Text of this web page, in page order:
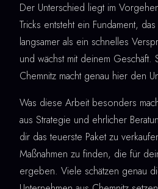
Der Unterschied liegt im
Tricks entsteht ein Fundament,
langsamer als ein schnelles
und wächst mit deinem Geschäft.
Chemnitz macht genau hier den
Was diese Arbeit besonders
aus Strategie und ehrlicher
dir das teuerste Paket zu
Maßnahmen zu finden, die für
ergeben. Viele schätzen genau